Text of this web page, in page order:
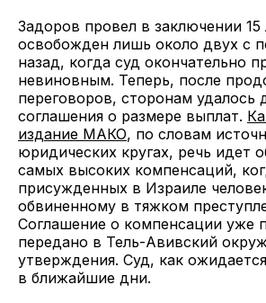
Задоров провел в заключении 15
освобожден лишь около двух с
назад, когда суд окончательно
невиновным. Теперь, после
переговоров, сторонам удалось
соглашения о размере выплат.
издание МАКО, по словам
юридических кругах, речь идет
самых высоких компенсаций,
присужденных в Израиле
обвиненному в тяжком
Соглашение о компенсации уже
передано в Тель-Авивский
утверждения. Суд, как
в ближайшие дни.